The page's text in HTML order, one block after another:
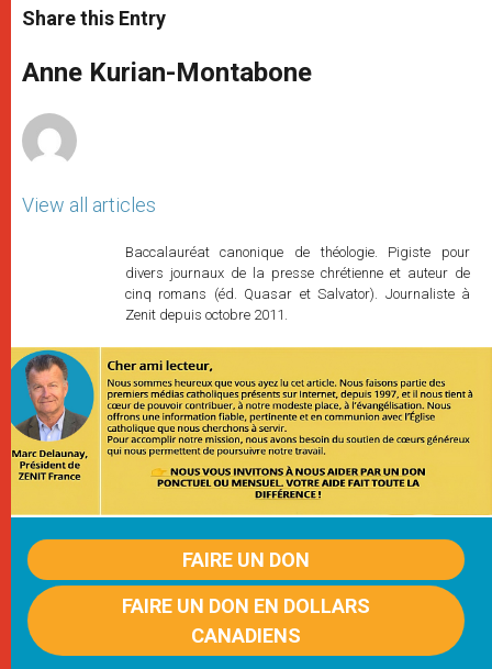
t
s
p
p
s
e
g
e
e
b
o
k
r
Share this Entry
Anne Kurian-Montabone
View all articles
Baccalauréat canonique de théologie. Pigiste pour
divers journaux de la presse chrétienne et auteur de
cinq romans (éd. Quasar et Salvator). Journaliste à
Zenit depuis octobre 2011.
FAIRE UN DON
FAIRE UN DON EN DOLLARS
CANADIENS